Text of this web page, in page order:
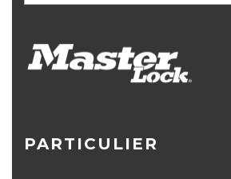
PARTICULIER